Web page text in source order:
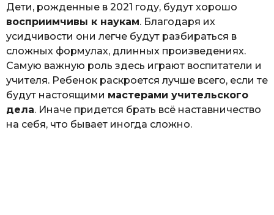
Дети, рожденные в 2021 году, будут хорошо
восприимчивы к наукам. Благодаря их
усидчивости они легче будут разбираться в
сложных формулах, длинных произведениях.
Самую важную роль здесь играют воспитатели и
учителя. Ребенок раскроется лучше всего, если те
будут настоящими мастерами учительского
дела. Иначе придется брать всё наставничество
на себя, что бывает иногда сложно.